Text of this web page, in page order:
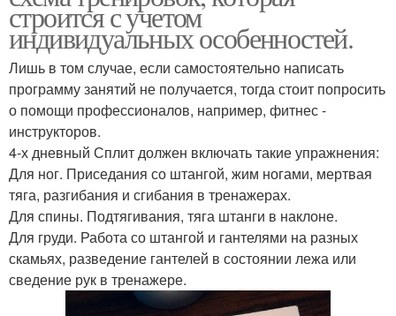
строится с учетом
индивидуальных особенностей.
Лишь в том случае, если самостоятельно написать
программу занятий не получается, тогда стоит попросить
о помощи профессионалов, например, фитнес -
инструкторов.
4-х дневный Сплит должен включать такие упражнения:
Для ног. Приседания со штангой, жим ногами, мертвая
тяга, разгибания и сгибания в тренажерах.
Для спины. Подтягивания, тяга штанги в наклоне.
Для груди. Работа со штангой и гантелями на разных
скамьях, разведение гантелей в состоянии лежа или
сведение рук в тренажере.